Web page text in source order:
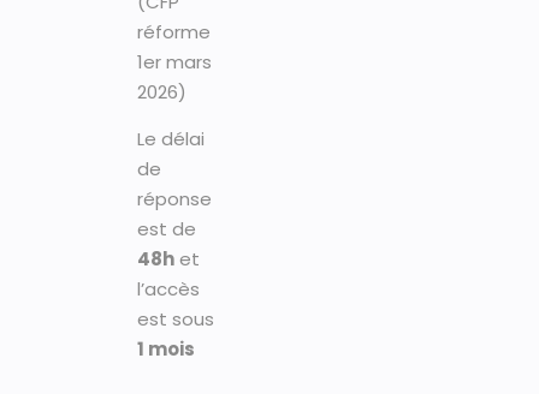
réforme
1er mars
2026)
Le délai
de
réponse
est de
48het
l’accès
est sous
1 mois